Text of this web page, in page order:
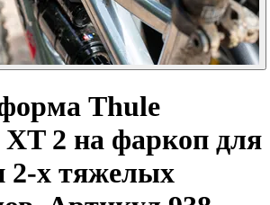
Thule
XT 2 на фаркоп для
2-х тяжелых